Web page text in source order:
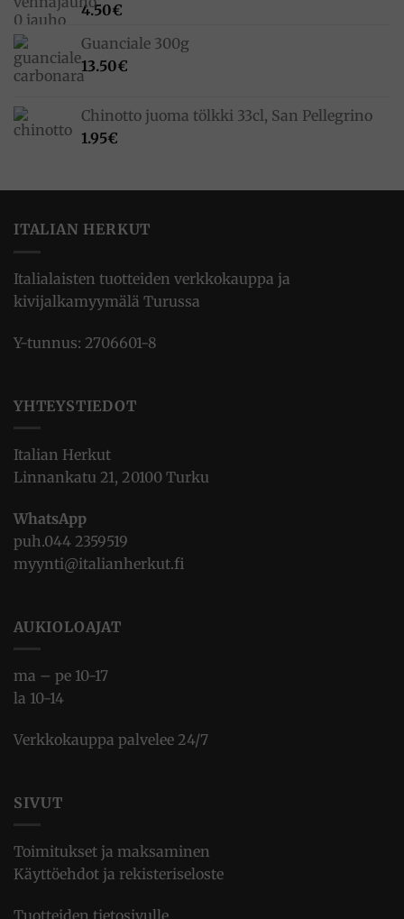
4.50€
Guanciale 300g
13.50€
Chinotto juoma tölkki 33cl, San Pellegrino
1.95€
ITALIAN HERKUT
Italialaisten tuotteiden verkkokauppa ja
kivijalkamyymälä Turussa
Y-tunnus: 2706601-8
YHTEYSTIEDOT
Italian Herkut
Linnankatu 21, 20100 Turku
WhatsApp
puh.044 2359519
myynti@italianherkut.fi
AUKIOLOAJAT
ma – pe 10-17
la 10-14
Verkkokauppa palvelee 24/7
SIVUT
Toimitukset ja maksaminen
Käyttöehdot ja rekisteriseloste